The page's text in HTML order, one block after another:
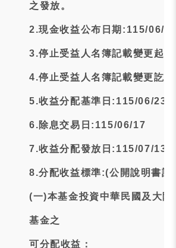
之發放。
2.現金收益公布日期:115/06/
3.停止受益人名簿記載變更起
4.停止受益人名簿記載變更訖
5.收益分配基準日:115/06/23
6.除息交易日:115/06/17
7.收益分配發放日:115/07/13
8.分配收益標準:(公開說明書記
(一)本基金投資中華民國及大
基金之
可分配收益：